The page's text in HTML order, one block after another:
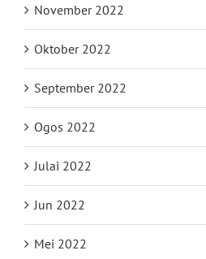
November 2022
Oktober 2022
September 2022
Ogos 2022
Julai 2022
Jun 2022
Mei 2022